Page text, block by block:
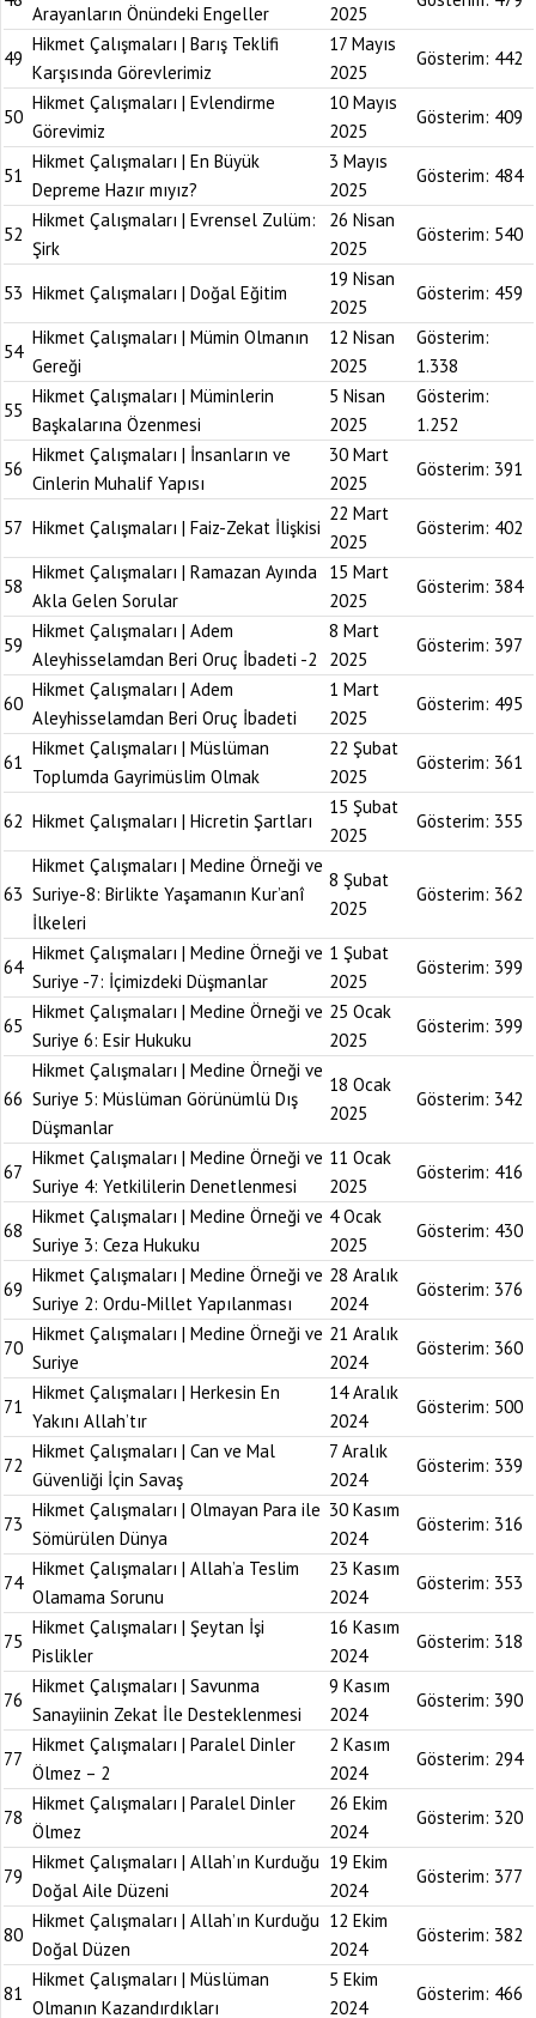
Arayanların Önündeki Engeller 2025
49
Hikmet Çalışmaları | Barış Teklifi
Karşısında Görevlerimiz
17 Mayıs
2025
Gösterim: 442
50
Hikmet Çalışmaları | Evlendirme
Görevimiz
10 Mayıs
2025
Gösterim: 409
51
Hikmet Çalışmaları | En Büyük
Depreme Hazır mıyız?
3 Mayıs
2025
Gösterim: 484
52
Hikmet Çalışmaları | Evrensel Zulüm:
Şirk
26 Nisan
2025
Gösterim: 540
53 Hikmet Çalışmaları | Doğal Eğitim
19 Nisan
2025
Gösterim: 459
54
Hikmet Çalışmaları | Mümin Olmanın
Gereği
12 Nisan
2025
Gösterim:
1.338
55
Hikmet Çalışmaları | Müminlerin
Başkalarına Özenmesi
5 Nisan
2025
Gösterim:
1.252
56
Hikmet Çalışmaları | İnsanların ve
Cinlerin Muhalif Yapısı
30 Mart
2025
Gösterim: 391
57 Hikmet Çalışmaları | Faiz-Zekat İlişkisi
22 Mart
2025
Gösterim: 402
58
Hikmet Çalışmaları | Ramazan Ayında
Akla Gelen Sorular
15 Mart
2025
Gösterim: 384
59
Hikmet Çalışmaları | Adem
Aleyhisselamdan Beri Oruç İbadeti -2
8 Mart
2025
Gösterim: 397
60
Hikmet Çalışmaları | Adem
Aleyhisselamdan Beri Oruç İbadeti
1 Mart
2025
Gösterim: 495
61
Hikmet Çalışmaları | Müslüman
Toplumda Gayrimüslim Olmak
22 Şubat
2025
Gösterim: 361
62 Hikmet Çalışmaları | Hicretin Şartları
15 Şubat
2025
Gösterim: 355
63
Hikmet Çalışmaları | Medine Örneği ve
Suriye-8: Birlikte Yaşamanın Kur’anî
İlkeleri
8 Şubat
2025
Gösterim: 362
64
Hikmet Çalışmaları | Medine Örneği ve
Suriye -7: İçimizdeki Düşmanlar
1 Şubat
2025
Gösterim: 399
65
Hikmet Çalışmaları | Medine Örneği ve
Suriye 6: Esir Hukuku
25 Ocak
2025
Gösterim: 399
66
Hikmet Çalışmaları | Medine Örneği ve
Suriye 5: Müslüman Görünümlü Dış
Düşmanlar
18 Ocak
2025
Gösterim: 342
67
Hikmet Çalışmaları | Medine Örneği ve
Suriye 4: Yetkililerin Denetlenmesi
11 Ocak
2025
Gösterim: 416
68
Hikmet Çalışmaları | Medine Örneği ve
Suriye 3: Ceza Hukuku
4 Ocak
2025
Gösterim: 430
69
Hikmet Çalışmaları | Medine Örneği ve
Suriye 2: Ordu-Millet Yapılanması
28 Aralık
2024
Gösterim: 376
70
Hikmet Çalışmaları | Medine Örneği ve
Suriye
21 Aralık
2024
Gösterim: 360
71
Hikmet Çalışmaları | Herkesin En
Yakını Allah’tır
14 Aralık
2024
Gösterim: 500
72
Hikmet Çalışmaları | Can ve Mal
Güvenliği İçin Savaş
7 Aralık
2024
Gösterim: 339
73
Hikmet Çalışmaları | Olmayan Para ile
Sömürülen Dünya
30 Kasım
2024
Gösterim: 316
74
Hikmet Çalışmaları | Allah’a Teslim
Olamama Sorunu
23 Kasım
2024
Gösterim: 353
75
Hikmet Çalışmaları | Şeytan İşi
Pislikler
16 Kasım
2024
Gösterim: 318
76
Hikmet Çalışmaları | Savunma
Sanayiinin Zekat İle Desteklenmesi
9 Kasım
2024
Gösterim: 390
77
Hikmet Çalışmaları | Paralel Dinler
Ölmez – 2
2 Kasım
2024
Gösterim: 294
78
Hikmet Çalışmaları | Paralel Dinler
Ölmez
26 Ekim
2024
Gösterim: 320
79
Hikmet Çalışmaları | Allah’ın Kurduğu
Doğal Aile Düzeni
19 Ekim
2024
Gösterim: 377
80
Hikmet Çalışmaları | Allah’ın Kurduğu
Doğal Düzen
12 Ekim
2024
Gösterim: 382
81
Hikmet Çalışmaları | Müslüman
Olmanın Kazandırdıkları
5 Ekim
2024
Gösterim: 466